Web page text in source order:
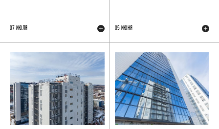
07 ИЮЛЯ 05 ИЮНЯ